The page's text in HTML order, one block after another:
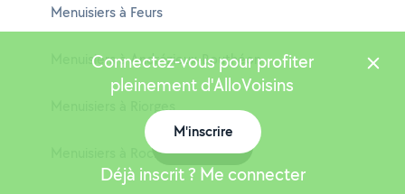
Menuisiers à Feurs
Menuisiers à Andrézieux-Bouthéon
Menuisiers à Riorges
Menuisiers à Roche-la-Molière
Connectez-vous pour profiter
pleinement d'AlloVoisins
M'inscrire
Déjà inscrit ? Me connecter